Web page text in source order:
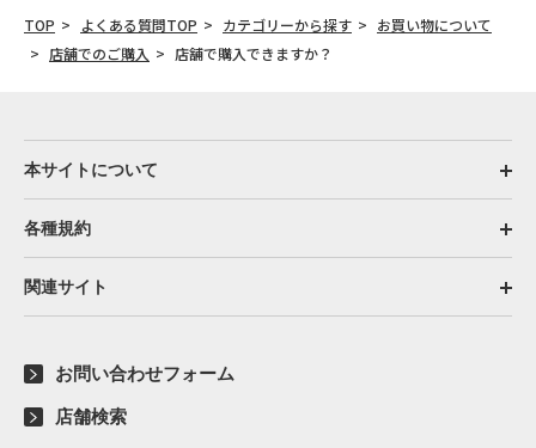
TOP よくある質問TOP カテゴリーから探す
お買い物について
店舗でのご購入
店舗で購入できますか？
本サイトについて
各種規約
関連サイト
お問い合わせフォーム
店舗検索